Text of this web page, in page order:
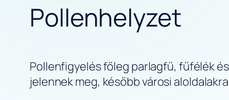
Pollenhelyzet
Pollenfigyelés főleg parlagfű, fűfélék
jelennek meg, később városi